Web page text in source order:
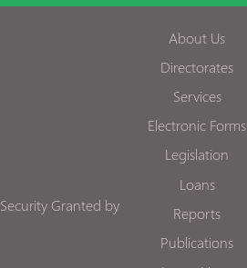
About Us
Directorates
Services
Electronic Forms
Legislation
Loans
Reports
Publications
Security Granted by